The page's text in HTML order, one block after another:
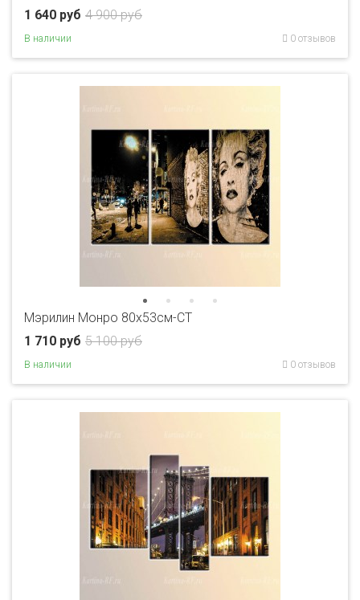
4 900 руб
1 640 руб
В наличии 0 отзывов
Мэрилин Монро 80x53см-CT
5 100 руб
1 710 руб
В наличии 0 отзывов